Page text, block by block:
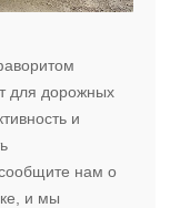
для дорожных
и
нам о
и мы